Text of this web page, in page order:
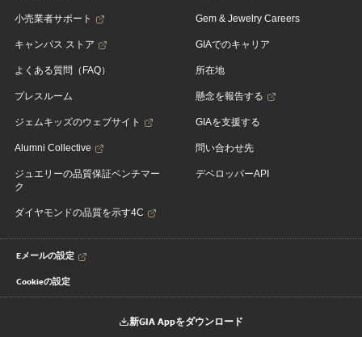
小売業者サポート
キャンパス ストア
よくある質問（FAQ）
プレスルーム
ジェムキッズのウェブサイト
Alumni Collective
ジュエリーの品質保証ベンチマー
ク
ダイヤモンドの品質を示す4C
Gem & Jewelry Careers
GIAでのキャリア
所在地
懸念を報告する
GIAを支援する
問い合わせ先
デベロッパーAPI
Eメールの設定
Cookieの設定
新GIA Appをダウンロード